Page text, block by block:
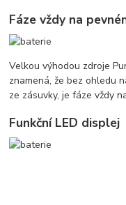
Fáze vždy na
Velkou výhodou zdroje
znamená, že bez ohledu
ze zásuvky, je fáze vždy
Funkční LED displej